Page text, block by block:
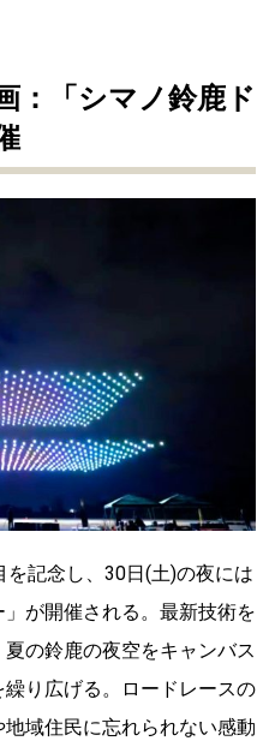
：「シマノ鈴鹿ド
記念し、30日(土)の夜には
」が開催される。最新技術を
の鈴鹿の夜空をキャンバス
り広げる。ロードレースの
域住民に忘れられない感動